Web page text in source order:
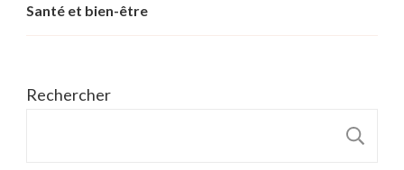
Santé et bien-être
Rechercher